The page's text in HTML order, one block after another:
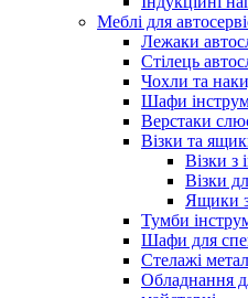
Меблі для
Лежаки
Стілець
Чохли та
Шафи
Верстаки
Візки та
Візки з
Візки
Ящики
Тумби
Шафи для
Стелажі
Обладнання